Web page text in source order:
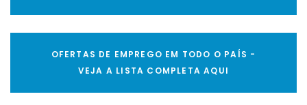
OFERTAS DE EMPREGO EM TODO O PAÍS -
VEJA A LISTA COMPLETA AQUI